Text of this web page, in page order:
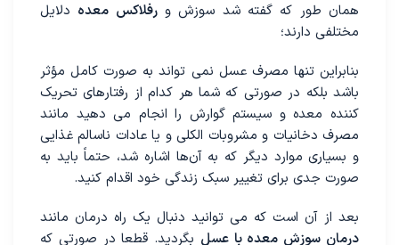
همان طور که گفته شد سوزش ورفلاکس معده دلایل
مختلفی دارند؛
بنابراین تنها مصرف عسل نمی تواند به صورت کامل مؤثر
باشد بلکه در صورتی که شما هر کدام از رفتار‌های تحریک
کننده معده و سیستم گوارش را انجام می دهید مانند
مصرف دخانیات و مشروبات الکلی و یا عادات ناسالم غذایی
و بسیاری موارد دیگر که به آن‌ها اشاره شد، حتماً باید به
صورت جدی برای تغییر سبک زندگی خود اقدام کنید.
بعد از آن است که می توانید دنبال یک راه درمان مانند
درمان سوزش معده با عسل بگردید. قطعا در صورتی که